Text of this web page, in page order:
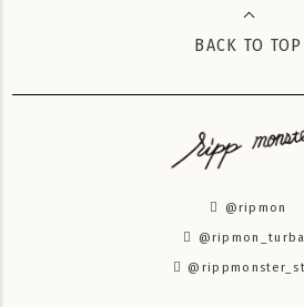
BACK TO TOP
@ripmon